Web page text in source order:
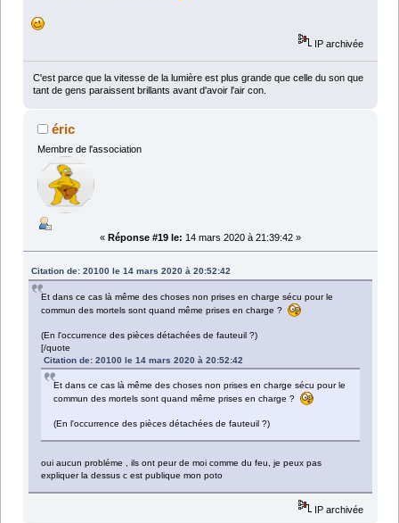
IP archivée
C'est parce que la vitesse de la lumière est plus grande que celle du son que
tant de gens paraissent brillants avant d'avoir l'air con.
éric
Membre de l'association
« Réponse #19 le: 14 mars 2020 à 21:39:42 »
Citation de: 20100 le 14 mars 2020 à 20:52:42
Et dans ce cas là même des choses non prises en charge sécu pour le
commun des mortels sont quand même prises en charge ?
(En l'occurrence des pièces détachées de fauteuil ?)
[/quote
Citation de: 20100 le 14 mars 2020 à 20:52:42
Et dans ce cas là même des choses non prises en charge sécu pour le
commun des mortels sont quand même prises en charge ?
(En l'occurrence des pièces détachées de fauteuil ?)
oui aucun probléme , ils ont peur de moi comme du feu, je peux pas
expliquer la dessus c est publique mon poto
IP archivée